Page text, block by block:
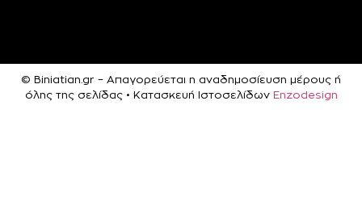
© Biniatian.gr – Απαγορεύεται η αναδημοσίευση μέρους ή
όλης της σελίδας • Κατασκευή Ιστοσελίδων Enzodesign